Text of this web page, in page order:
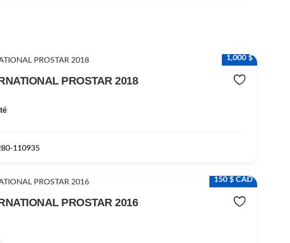
1,000 $
PROSTAR 2018
110935
150 $ CAD
PROSTAR 2016